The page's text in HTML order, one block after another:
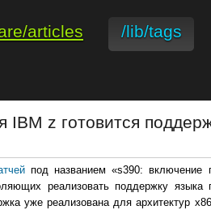
articles /lib/tags
z готовится
под названием «s390: включение
реализовать поддержку языка
уже реализована для архитектур